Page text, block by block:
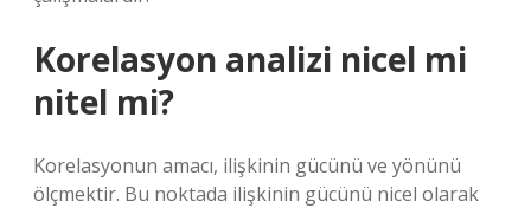
Korelasyon analizi nicel mi
nitel mi?
Korelasyonun amacı, ilişkinin gücünü ve yönünü
ölçmektir. Bu noktada ilişkinin gücünü nicel olarak